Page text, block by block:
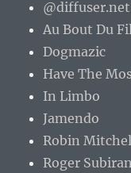
Au Bout Du
Dogmazic
Have The
In Limbo
Jamendo
Robin
Roger